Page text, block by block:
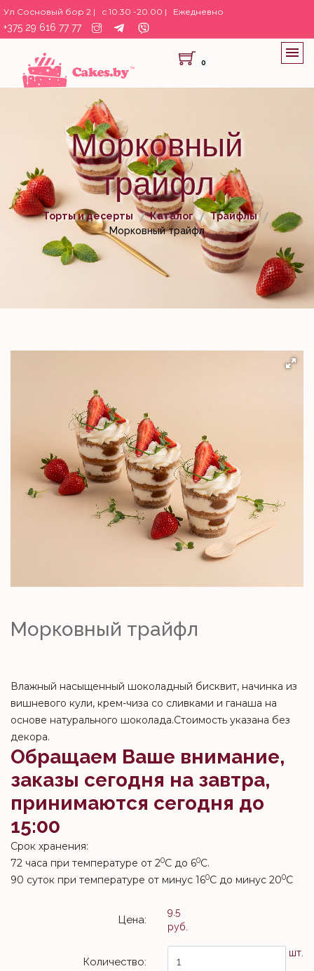
Ул Сосновый бор 2 | с 10.30 -20.00 | Ежедневно
+375 29 616 77 77
0
Морковный
трайфл
Торты и десерты Каталог
Трайфлы
Морковный трайфл
Морковный трайфл
Влажный насыщенный шоколадный бисквит, начинка из
вишневого кули, крем-чиза со сливками и ганаша на
основе натурального шоколада.Стоимость указана без
декора.
Обращаем Ваше внимание,
заказы сегодня на завтра,
принимаются сегодня до
15:00
Срок хранения:
72 часа при температуре от 20С до 60С.
90 суток при температуре от минус 160С до минус 200С
Цена:
9.5
руб.
Количество:
шт.